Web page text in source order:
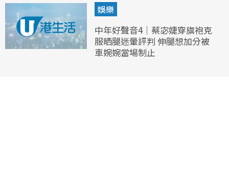
娛樂
中年好聲音4｜蔡宓婕穿旗袍克
服晒腿迷暈評判 伸腿想加分被
車婉婉當場制止